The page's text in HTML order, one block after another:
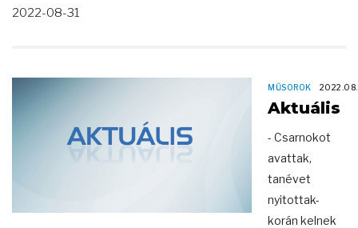
2022-08-31
MŰSOROK
Aktuális
- Csarnokot
avattak,
tanévet
nyitottak-
korán kelnek